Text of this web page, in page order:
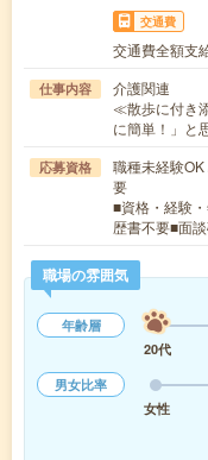
交通費
交通費全額支
仕事内容
介護関連
≪散歩に付き
に簡単！」と
応募資格
職種未経験
要
■資格・経験
歴書不要■面
職場の雰囲気
年齢層
20代
男女比率
女性